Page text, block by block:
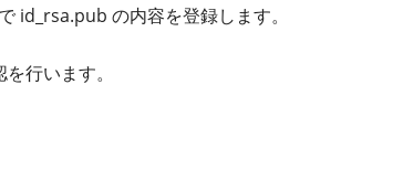
の内容を登録します。
行います。